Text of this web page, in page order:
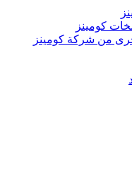
كومينز
من شركة كومينز